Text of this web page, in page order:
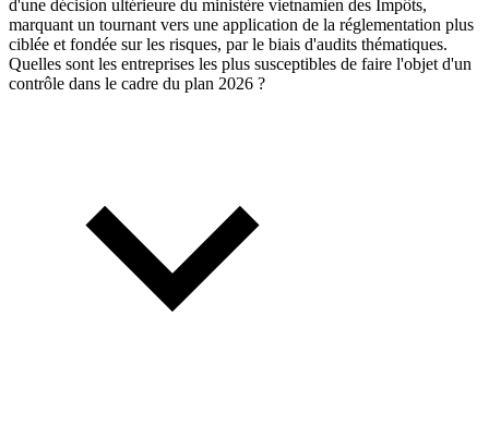
d'une décision ultérieure du ministère vietnamien des Impôts,
marquant un tournant vers une application de la réglementation plus
ciblée et fondée sur les risques, par le biais d'audits thématiques.
Quelles sont les entreprises les plus susceptibles de faire l'objet d'un
contrôle dans le cadre du plan 2026 ?